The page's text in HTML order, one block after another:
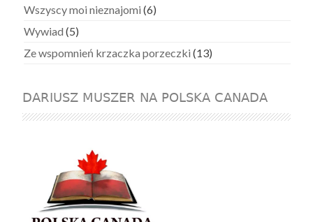
Wszyscy moi nieznajomi (6)
Wywiad (5)
Ze wspomnień krzaczka porzeczki (13)
DARIUSZ MUSZER NA POLSKA CANADA